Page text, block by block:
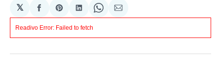
𝕏
Sdílet
na
Facebooku
Share
on
Pinterest
Sdílet
na
LinkedIn
Share
on
Sdílet
e-